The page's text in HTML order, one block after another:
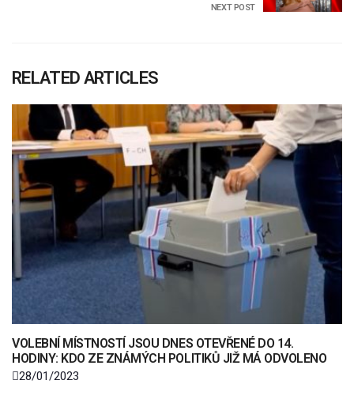
NEXT POST
RELATED ARTICLES
VOLEBNÍ MÍSTNOSTÍ JSOU DNES OTEVŘENÉ DO 14.
HODINY: KDO ZE ZNÁMÝCH POLITIKŮ JIŽ MÁ ODVOLENO
28/01/2023